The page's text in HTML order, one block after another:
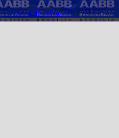
Politicas de privacidade